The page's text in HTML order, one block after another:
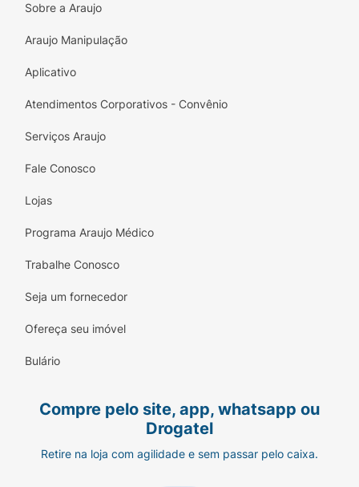
Sobre a Araujo
Araujo Manipulação
Aplicativo
Atendimentos Corporativos - Convênio
Serviços Araujo
Fale Conosco
Lojas
Programa Araujo Médico
Trabalhe Conosco
Seja um fornecedor
Ofereça seu imóvel
Bulário
Compre pelo site, app, whatsapp ou
Drogatel
Retire na loja com agilidade e sem passar pelo caixa.